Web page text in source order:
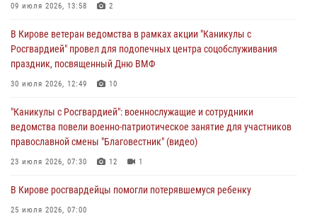
магазина
02 августа 2026, 07:00
1 августа – День дежурной службы войск национальной гвардии
01 августа 2026, 09:39
09 июля 2026, 13:58 2
В Кирове ветеран ведомства в рамках акции "Каникулы с
Росгвардией" провел для подопечных центра соцобслуживания
праздник, посвященный Дню ВМФ
30 июля 2026, 12:49 10
"Каникулы с Росгвардией": военнослужащие и сотрудники
ведомства повели военно-патриотическое занятие для участников
православной смены "Благовестник" (видео)
23 июля 2026, 07:30 12 1
В Кирове росгвардейцы помогли потерявшемуся ребенку
25 июля 2026, 07:00